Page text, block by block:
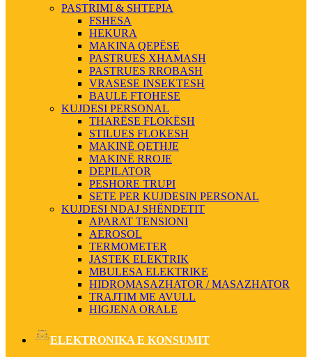
PASTRIMI & SHTEPIA
FSHESA
HEKURA
MAKINA QEPËSE
PASTRUES XHAMASH
PASTRUES RROBASH
VRASESE INSEKTESH
BAULE FTOHESE
KUJDESI PERSONAL
THARËSE FLOKËSH
STILUES FLOKESH
MAKINË QETHJE
MAKINË RROJE
DEPILATOR
PESHORE TRUPI
SETE PER KUJDESIN PERSONAL
KUJDESI NDAJ SHËNDETIT
APARAT TENSIONI
AEROSOL
TERMOMETER
JASTEK ELEKTRIK
MBULESA ELEKTRIKE
HIDROMASAZHATOR / MASAZHATOR
TRAJTIM ME AVULL
HIGJENA ORALE
ELEKTRONIKA E KONSUMIT